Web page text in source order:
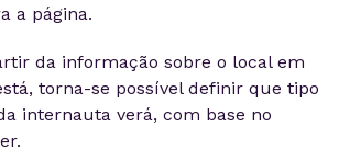
a página.
da informação sobre o local em
torna-se possível definir que tipo
internauta verá, com base no